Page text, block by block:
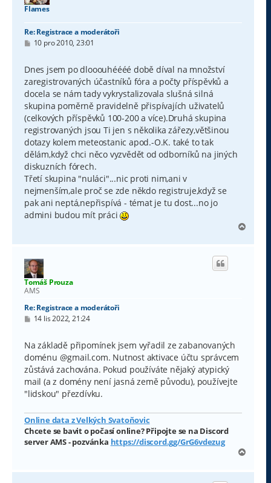
Flames
Re: Registrace a moderátoři
P
s
p
ě
v
k
10 pro 2010, 23:01
Dnes jsem po dlooouhéééé době díval na množství
zaregistrovaných účastníků fóra a počty příspěvků a
docela se nám tady vykrystalizovala slušná silná
skupina poměrně pravidelně přispívajích uživatelů
(celkových příspěvků 100-200 a více).Druhá skupina
registrovaných jsou Ti jen s několika zářezy,většinou
dotazy kolem meteostanic apod.-O.K. také to tak
dělám,když chci něco vyzvědět od odborníků na jiných
diskuzních fórech.
Třetí skupina "nuláci"...nic proti nim,ani v
nejmenším,ale proč se zde někdo registruje,když se
pak ani neptá,nepřispívá - témat je tu dost...no jo
admini budou mít práci
h
Tomáš Prouza
AMS
Re: Registrace a moderátoři
P
s
p
ě
v
k
14 lis 2022, 21:24
Na základě připomínek jsem vyřadil ze zabanovaných
doménu @gmail.com. Nutnost aktivace účtu správcem
zůstává zachována. Pokud používáte nějaký atypický
mail (a z domény není jasná země původu), používejte
"lidskou" přezdívku.
Online data z Velkých Svatoňovic
Chcete se bavit o počasí online? Připojte se na Discord
server AMS - pozvánka https://discord.gg/GrG6vdezug
h